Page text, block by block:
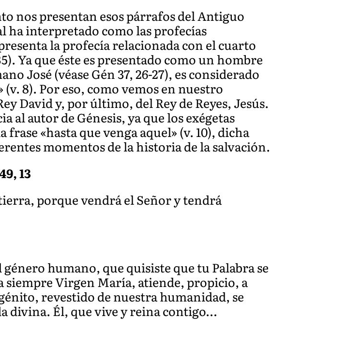
nos presentan esos párrafos del Antiguo
ha interpretado como las profecías
la profecía relacionada con el cuarto
Ya que éste es presentado como un hombre
José (véase Gén 37, 26-27), es considerado
8). Por eso, como vemos en nuestro
David y, por último, del Rey de Reyes, Jesús.
autor de Génesis, ya que los exégetas
«hasta que venga aquel» (v. 10), dicha
momentos de la historia de la salvación.
13
porque vendrá el Señor y tendrá
humano, que quisiste que tu Palabra se
siempre Virgen María, atiende, propicio, a
revestido de nuestra humanidad, se
divina. Él, que vive y reina contigo…